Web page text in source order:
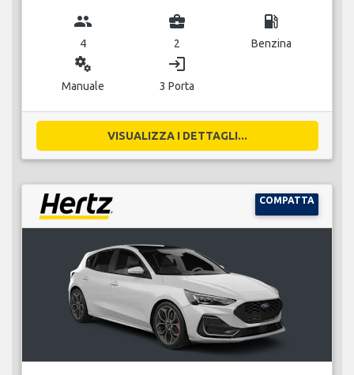
group
4
business_center
2
local_gas_station
Benzina
miscellaneous_services
Manuale
login
3 Porta
VISUALIZZA I DETTAGLI...
COMPATTA